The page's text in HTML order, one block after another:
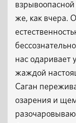
взрывоопасной
же, как вчера.
нас одаривает
жаждой
Саган
озарения и